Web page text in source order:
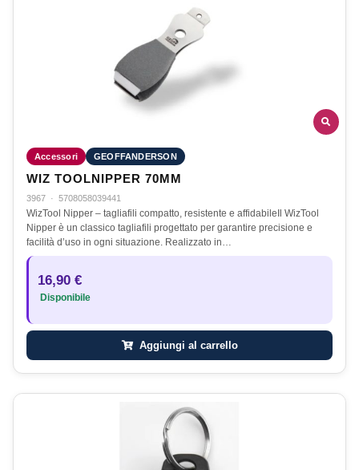
Accessori GEOFFANDERSON
WIZ TOOLNIPPER 70MM
3967 · 5708058039441
WizTool Nipper – tagliafili compatto, resistente e affidabileIl WizTool
Nipper è un classico tagliafili progettato per garantire precisione e
facilità d’uso in ogni situazione. Realizzato in…
16,90 €
Disponibile
Aggiungi al carrello